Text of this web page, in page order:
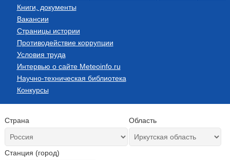
Книги, документы
Вакансии
Страницы истории
Противодействие коррупции
Условия труда
Интервью о сайте Meteoinfo.ru
Научно-техническая библиотека
Конкурсы
Страна Область
Станция (город)